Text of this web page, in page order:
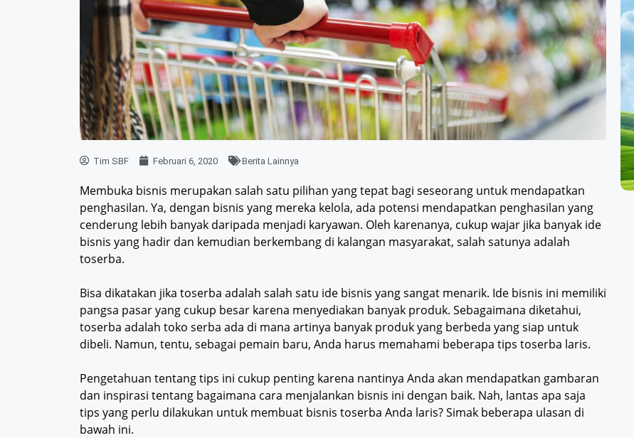
Tim SBF Februari 6, 2020 Berita Lainnya
Membuka bisnis merupakan salah satu pilihan yang tepat bagi seseorang untuk mendapatkan
penghasilan. Ya, dengan bisnis yang mereka kelola, ada potensi mendapatkan penghasilan yang
cenderung lebih banyak daripada menjadi karyawan. Oleh karenanya, cukup wajar jika banyak ide
bisnis yang hadir dan kemudian berkembang di kalangan masyarakat, salah satunya adalah
toserba.
Bisa dikatakan jika toserba adalah salah satu ide bisnis yang sangat menarik. Ide bisnis ini memiliki
pangsa pasar yang cukup besar karena menyediakan banyak produk. Sebagaimana diketahui,
toserba adalah toko serba ada di mana artinya banyak produk yang berbeda yang siap untuk
dibeli. Namun, tentu, sebagai pemain baru, Anda harus memahami beberapa tips toserba laris.
Pengetahuan tentang tips ini cukup penting karena nantinya Anda akan mendapatkan gambaran
dan inspirasi tentang bagaimana cara menjalankan bisnis ini dengan baik. Nah, lantas apa saja
tips yang perlu dilakukan untuk membuat bisnis toserba Anda laris? Simak beberapa ulasan di
bawah ini.